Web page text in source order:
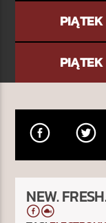
PIĄTEK
PIĄTEK
NEW.